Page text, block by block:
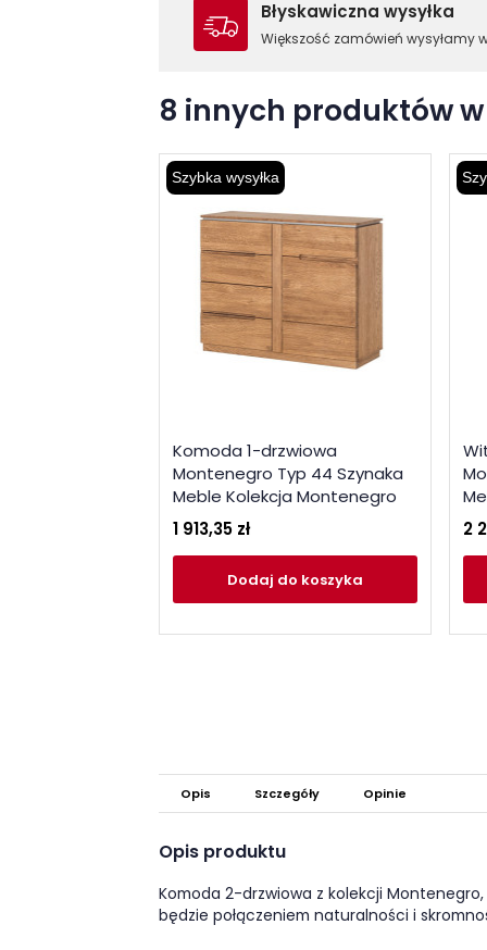
Błyskawiczna wysyłka
Większość zamówień wysyłamy
8 innych produktów
Szybka wysyłka
Komoda 1-drzwiowa
Montenegro Typ 44 Szynaka
Meble Kolekcja Montenegro
1 913,35 zł
Dodaj do koszyka
2
Opis Szczegóły Opinie
Opis produktu
Komoda 2-drzwiowa z kolekcji
będzie połączeniem naturalności i